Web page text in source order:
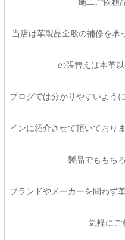
当店は革製品全般の補修を承
の張替えは本革
ブログでは分かりやすいよう
インに紹介させて頂いており
製品でももち
ブランドやメーカーを問わず
気軽にご